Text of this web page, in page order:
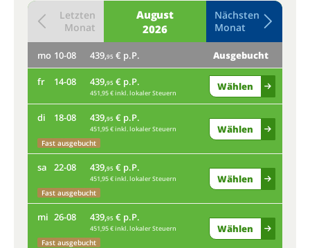
August
2026
Letzten
Monat
Nächsten
Monat
mo 10-08 439,95 € p.P. Ausgebucht
fr 14-08 439,95 € p.P.
451,95 € inkl. lokaler Steuern
Wählen
di 18-08 439,95 € p.P.
451,95 € inkl. lokaler Steuern
Fast ausgebucht
Wählen
sa 22-08 439,95 € p.P.
451,95 € inkl. lokaler Steuern
Fast ausgebucht
Wählen
mi 26-08 439,95 € p.P.
451,95 € inkl. lokaler Steuern
Fast ausgebucht
Wählen